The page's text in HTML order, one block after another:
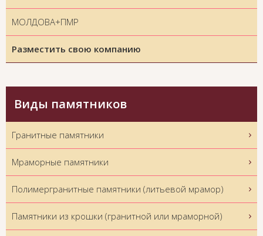
МОЛДОВА+ПМР
Разместить свою компанию
Виды памятников
Гранитные памятники
Мраморные памятники
Полимергранитные памятники (литьевой мрамор)
Памятники из крошки (гранитной или мраморной)